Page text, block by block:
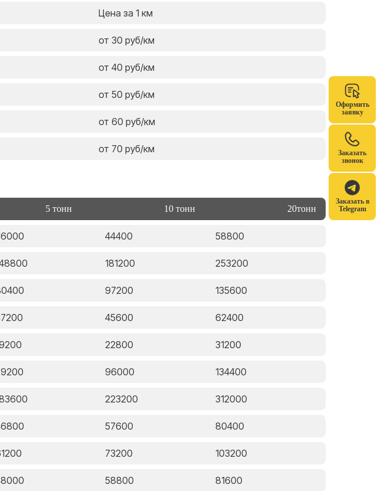
Оформить
заявку
Заказать
звонок
Заказать в
Telegram
Цена за 1 км
от 30 руб/км
от 40 руб/км
от 50 руб/км
от 60 руб/км
от 70 руб/км
5 тонн 10 тонн 20тонн
44400 58800
181200 253200
97200 135600
45600 62400
22800 31200
96000 134400
223200 312000
57600 80400
73200 103200
58800 81600